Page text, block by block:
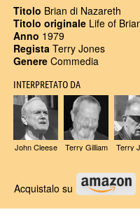
Titolo Brian di Nazareth
Titolo originale Life of
Anno 1979
Regista Terry Jones
Genere Commedia
INTERPRETATO DA
John Cleese Terry Gilliam Terry
Acquistalo su